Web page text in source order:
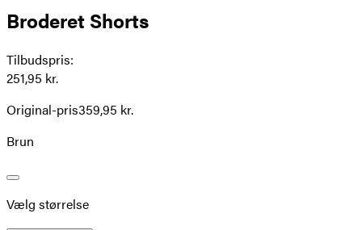
Broderet Shorts
Tilbudspris:
251,95 kr.
Original-pris359,95 kr.
Brun
Vælg størrelse